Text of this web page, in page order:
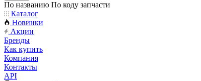
По названию По коду запчасти
Каталог
Новинки
Акции
Бренды
Как купить
Компания
Контакты
API